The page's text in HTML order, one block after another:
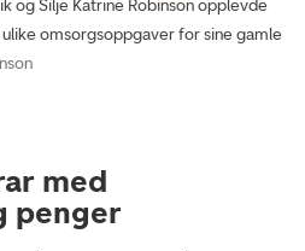
og Silje Katrine Robinson opplevde
omsorgsoppgaver for sine gamle
med
penger